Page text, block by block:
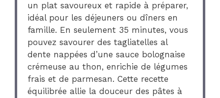
un plat savoureux et rapide à préparer,
idéal pour les déjeuners ou dîners en
famille. En seulement 35 minutes, vous
pouvez savourer des tagliatelles al
dente nappées d’une sauce bolognaise
crémeuse au thon, enrichie de légumes
frais et de parmesan. Cette recette
équilibrée allie la douceur des pâtes à